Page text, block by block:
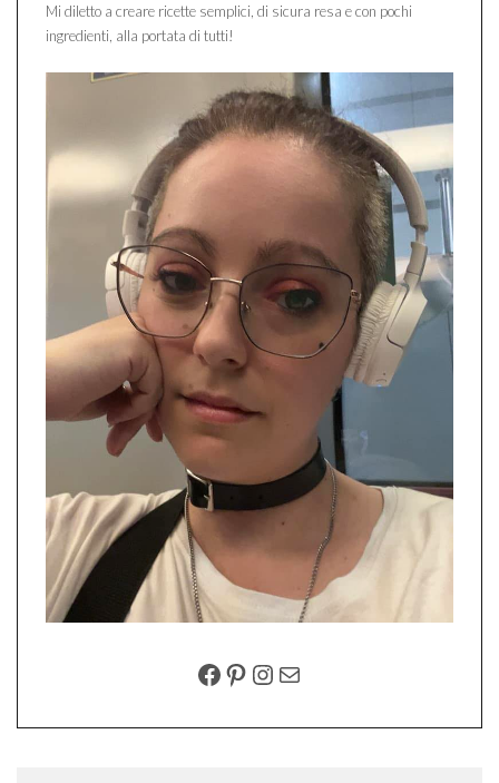
Mi diletto a creare ricette semplici, di sicura resa e con pochi
ingredienti, alla portata di tutti!
FACEBOOK
PINTEREST
INSTAGRAM
EMAIL